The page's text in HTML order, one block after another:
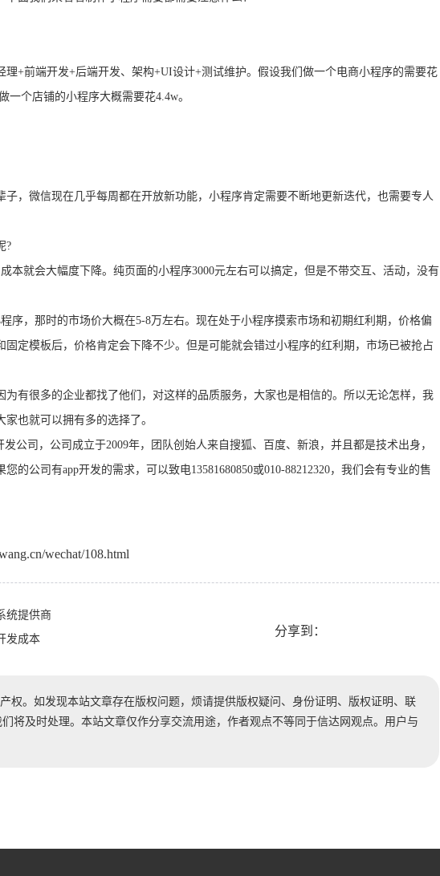
前端开发+后端开发、架构+UI设计+测试维护。假设我们做一个电商小程序的需要花
个店铺的小程序大概需要花4.4w。
微信现在几乎每周都在开放新功能，小程序肯定需要不断地更新迭代，也需要专人
?
就会大幅度下降。纯页面的小程序3000元左右可以搞定，但是不带交互、活动，没有
，那时的市场价大概在5-8万左右。现在处于小程序摸索市场和初期红利期，价格偏
定模板后，价格肯定会下降不少。但是可能就会错过小程序的红利期，市场已被抢占
很多的企业都找了他们，对这样的品质服务，大家也是相信的。所以无论怎样，我
也就可以拥有多的选择了。
发公司，公司成立于2009年，团队创始人来自搜狐、百度、新浪，并且都是技术出身，
的公司有app开发的需求，可以致电13581680850或010-88212320，我们会有专业的售
wechat/108.html
统提供商
发成本
分享到：
权。如发现本站文章存在版权问题，烦请提供版权疑问、身份证明、版权证明、联
们将及时处理。本站文章仅作分享交流用途，作者观点不等同于信达网观点。用户与